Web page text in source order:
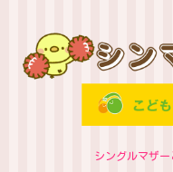
シングルマザ